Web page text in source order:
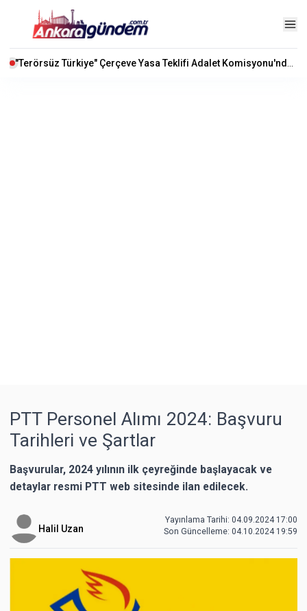
PTT Personel Alımı 2024: Başvuru
Tarihleri ve Şartlar
Başvurular, 2024 yılının ilk çeyreğinde başlayacak ve
detaylar resmi PTT web sitesinde ilan edilecek.
Halil Uzan
Yayınlama Tarihi: 04.09.2024 17:00
Son Güncelleme: 04.10.2024 19:59